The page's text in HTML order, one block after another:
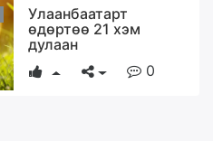
Улаанбаатарт
өдөртөө 21 хэм
дулаан
0